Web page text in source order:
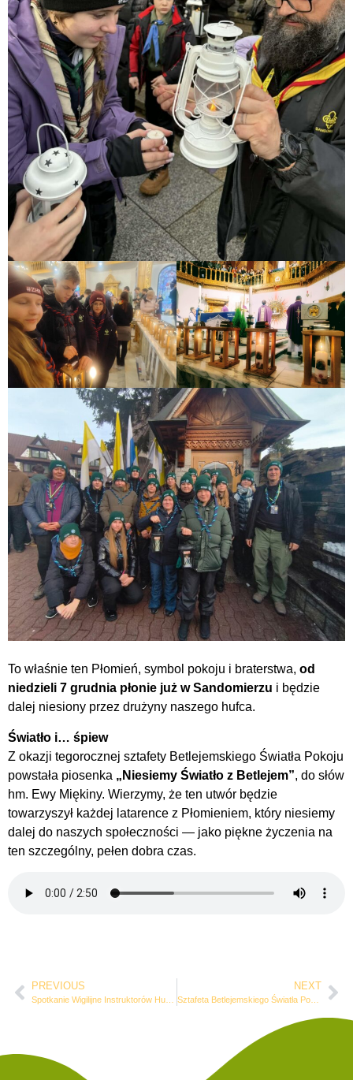
To właśnie ten Płomień, symbol pokoju i braterstwa, od
niedzieli 7 grudnia płonie już w Sandomierzu i będzie
dalej niesiony przez drużyny naszego hufca.
Światło i… śpiew
Z okazji tegorocznej sztafety Betlejemskiego Światła Pokoju
powstała piosenka „Niesiemy Światło z Betlejem”, do słów
hm. Ewy Miękiny. Wierzymy, że ten utwór będzie
towarzyszył każdej latarence z Płomieniem, który niesiemy
dalej do naszych społeczności — jako piękne życzenia na
ten szczególny, pełen dobra czas.
PREVIOUS
Spotkanie Wigilijne Instruktorów Hufca – zaproszenie
NEXT
Sztafeta Betlejemskiego Światła Pokoju